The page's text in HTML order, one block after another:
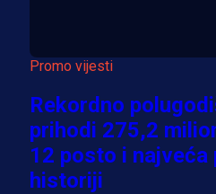
Promo vijesti
Rekordno
prihodi 275,2
12 posto i
historiji